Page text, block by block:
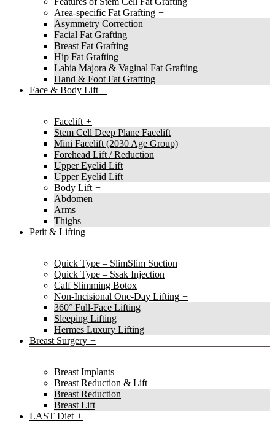
Area-specific Fat Grafting
Asymmetry Correction
Facial Fat Grafting
Breast Fat Grafting
Hip Fat Grafting
Labia Majora & Vaginal Fat Grafting
Hand & Foot Fat Grafting
Face & Body Lift
Facelift
Stem Cell Deep Plane Facelift
Mini Facelift (2030 Age Group)
Forehead Lift / Reduction
Upper Eyelid Lift
Upper Eyelid Lift
Body Lift
Abdomen
Arms
Thighs
Petit & Lifting
Quick Type – SlimSlim Suction
Quick Type – Ssak Injection
Calf Slimming Botox
Non-Incisional One-Day Lifting
360° Full-Face Lifting
Sleeping Lifting
Hermes Luxury Lifting
Breast Surgery
Breast Implants
Breast Reduction & Lift
Breast Reduction
Breast Lift
LAST Diet